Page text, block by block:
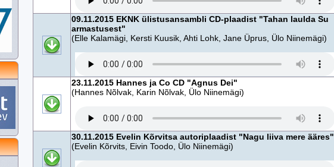
09.11.2015 EKNK ülistusansambli CD-plaadist "Tahan laulda Su
armastusest"
(Elle Kalamägi, Kersti Kuusik, Ahti Lohk, Jane Üprus, Ülo Niinemägi)
23.11.2015 Hannes ja Co CD "Agnus Dei"
(Hannes Nõlvak, Karin Nõlvak, Ülo Niinemägi)
30.11.2015 Evelin Kõrvitsa autoriplaadist "Nagu liiva mere ääres"
(Evelin Kõrvits, Eivin Toodo, Ülo Niinemägi)